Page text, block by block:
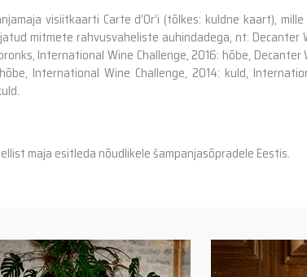
visiitkaarti Carte d’Or’i (tõlkes: kuldne kaart),
mitmete rahvusvaheliste auhindadega, nt: Decanter
International Wine Challenge, 2016: hõbe, Decanter
International Wine Challenge, 2014: kuld,
maja esitleda nõudlikele šampanjasõpradele Eestis.